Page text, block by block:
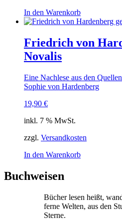
In den Warenkorb
Friedrich von
Novalis
Eine Nachlese aus den
Sophie von Hardenberg
19,90 €
inkl. 7 % MwSt.
zzgl. Versandkosten
In den Warenkorb
Buchweisen
Bücher lesen heißt,
ferne Welten, aus den
Sterne.